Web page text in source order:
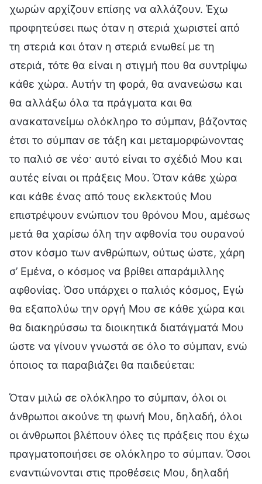
χωρών αρχίζουν επίσης να αλλάζουν. Έχω
προφητεύσει πως όταν η στεριά χωριστεί από
τη στεριά και όταν η στεριά ενωθεί με τη
στεριά, τότε θα είναι η στιγμή που θα συντρίψω
κάθε χώρα. Αυτήν τη φορά, θα ανανεώσω και
θα αλλάξω όλα τα πράγματα και θα
ανακατανείμω ολόκληρο το σύμπαν, βάζοντας
έτσι το σύμπαν σε τάξη και μεταμορφώνοντας
το παλιό σε νέο· αυτό είναι το σχέδιό Μου και
αυτές είναι οι πράξεις Μου. Όταν κάθε χώρα
και κάθε ένας από τους εκλεκτούς Μου
επιστρέψουν ενώπιον του θρόνου Μου, αμέσως
μετά θα χαρίσω όλη την αφθονία του ουρανού
στον κόσμο των ανθρώπων, ούτως ώστε, χάρη
σ’ Εμένα, ο κόσμος να βρίθει απαράμιλλης
αφθονίας. Όσο υπάρχει ο παλιός κόσμος, Εγώ
θα εξαπολύω την οργή Μου σε κάθε χώρα και
θα διακηρύσσω τα διοικητικά διατάγματά Μου
ώστε να γίνουν γνωστά σε όλο το σύμπαν, ενώ
όποιος τα παραβιάζει θα παιδεύεται:
Όταν μιλώ σε ολόκληρο το σύμπαν, όλοι οι
άνθρωποι ακούνε τη φωνή Μου, δηλαδή, όλοι
οι άνθρωποι βλέπουν όλες τις πράξεις που έχω
πραγματοποιήσει σε ολόκληρο το σύμπαν. Όσοι
εναντιώνονται στις προθέσεις Μου, δηλαδή